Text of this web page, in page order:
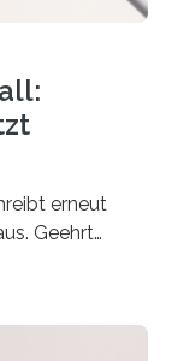
erneut
Geehrt
zum Thema
die